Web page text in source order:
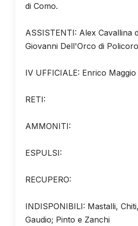
di Como.
ASSISTENTI: Alex Cavallina
Giovanni Dell'Orco di Policoro
IV UFFICIALE: Enrico Maggio
RETI:
AMMONITI:
ESPULSI:
RECUPERO:
INDISPONIBILI: Mastalli,
Gaudio; Pinto e Zanchi